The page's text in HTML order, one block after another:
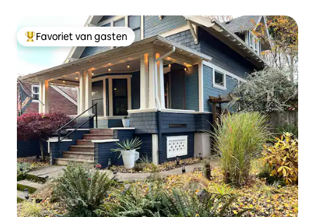
Topfavoriet van gasten
Favoriet van gasten